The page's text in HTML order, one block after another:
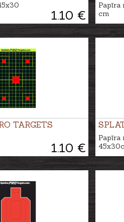
1.10 €
Papīra
cm
TARGETS
1.10 €
Papīra